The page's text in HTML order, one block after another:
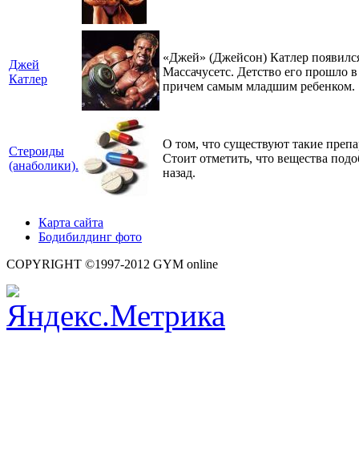
Джей
Катлер
«Джей» (Джейсон) Катлер
Массачусетс. Детство его прошло
причем самым младшим ребенком.
Стероиды
(анаболики).
О том, что существуют такие
Стоит отметить, что вещества
назад.
Карта сайта
Бодибилдинг фото
COPYRIGHT ©1997-2012 GYM online